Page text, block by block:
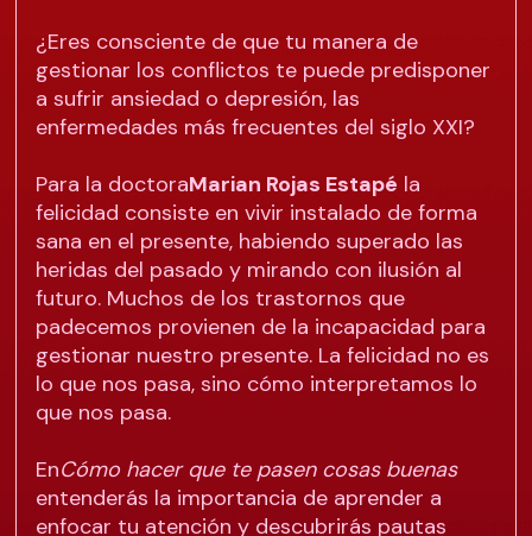
¿Eres consciente de que tu manera de
gestionar los conflictos te puede predisponer
a sufrir ansiedad o depresión, las
enfermedades más frecuentes del siglo XXI?
Para la doctoraMarian Rojas Estapé la
felicidad consiste en vivir instalado de forma
sana en el presente, habiendo superado las
heridas del pasado y mirando con ilusión al
futuro. Muchos de los trastornos que
padecemos provienen de la incapacidad para
gestionar nuestro presente. La felicidad no es
lo que nos pasa, sino cómo interpretamos lo
que nos pasa.
EnCómo hacer que te pasen cosas buenas
entenderás la importancia de aprender a
enfocar tu atención y descubrirás pautas